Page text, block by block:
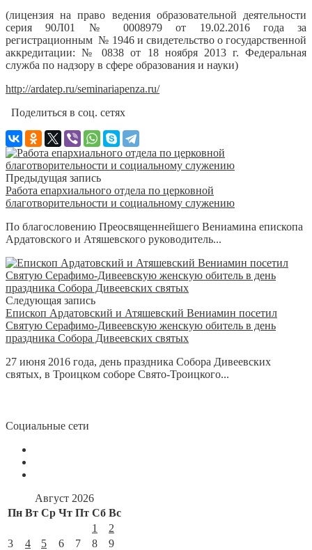
(лицензия на право ведения образовательной деятельности
серия 90Л01 № 0008979 от 19.02.2016 года за
регистрационным № 1946 и свидетельство о государственной
аккредитации: № 0838 от 18 ноября 2013 г. Федеральная
служба по надзору в сфере образования и науки)
http://ardatep.ru/seminariapenza.ru/
Поделиться в соц. сетях
Предыдущая запись
Работа епархиального отдела по церковной
благотворительности и социальному служению
По благословению Преосвященнейшего Вениамина епископа
Ардатовского и Атяшевского руководитель...
Следующая запись
Епископ Ардатовский и Атяшевский Вениамин посетил
Святую Серафимо-Дивеевскую женскую обитель в день
праздника Собора Дивеевских святых
27 июня 2016 года, день праздника Собора Дивеевских
святых, в Троицком соборе Свято-Троицкого...
Социальные сети
Август 2026
Пн Вт Ср Чт Пт Сб Вс
1
2
3
4 5 6 7 8
9